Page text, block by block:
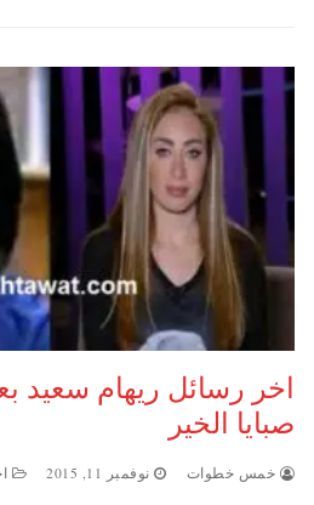
اخر رسائل ريهام سعيد
صبايا الخير
خمس خطوات نوفمبر 11, 2015